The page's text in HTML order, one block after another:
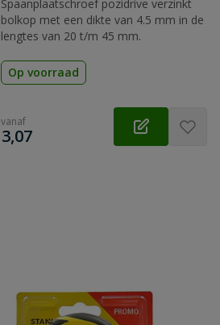
Spaanplaatschroef pozidrive verzinkt
bolkop met een dikte van 4.5 mm in de
lengtes van 20 t/m 45 mm.
Op voorraad
vanaf
€
3,07